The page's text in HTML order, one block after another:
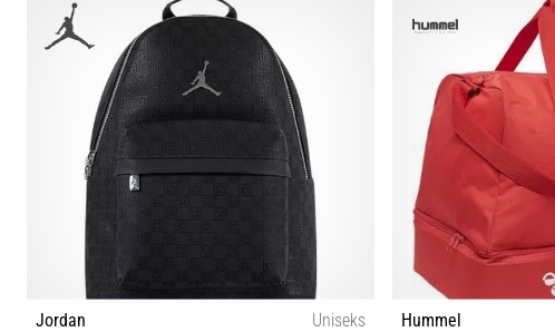
OSFM
Jordan Uniseks Hummel